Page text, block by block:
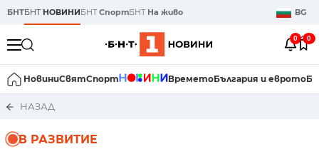
БНТБНТ НОВИНИБНТСпортБНТ На живо BG
0 0
НовиниСвятСпорт ВреметоБългария и еврото
НАЗАД
В РАЗВИТИЕ